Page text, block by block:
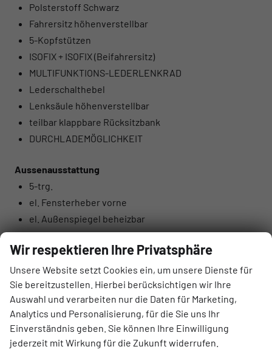
Polsterstoff Schwarz
Fahrersitz höhenverstellbar
5-Kopfstützen
ISOFIX + ISOFIX (Beifahrersitz)
MULTIFUNKTIONS-LEDERLENKRAD
Lederschalthebel
Lenksäule höhenverstellbar
teilbar klappbare Rücksitzbank
DURCHLADEMÖGLICHKEIT
Aussenausstattung
5-trg.
el. Fensterheber vorne
el. Außenspiegel beheizbar
Colorverglasung
Licht und Sicht
LED-SCHEINWERFER (VOLL)
LED-Tagfahrlicht
LED-Heckleuchten
Lichtautomatik
Coming-Home-Funktion
Wir respektieren Ihre Privatsphäre
Unsere Website setzt Cookies ein, um unsere Dienste für
Sie bereitzustellen. Hierbei berücksichtigen wir Ihre
Auswahl und verarbeiten nur die Daten für Marketing,
Analytics und Personalisierung, für die Sie uns Ihr
Einverständnis geben. Sie können Ihre Einwilligung
jederzeit mit Wirkung für die Zukunft widerrufen.